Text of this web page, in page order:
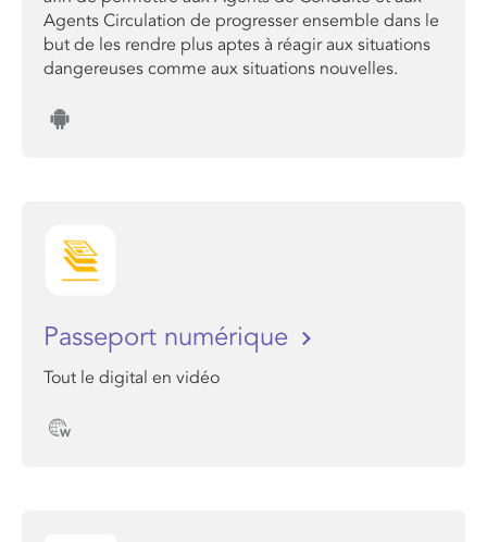
Agents Circulation de progresser ensemble dans le
but de les rendre plus aptes à réagir aux situations
dangereuses comme aux situations nouvelles.
Passeport numérique
Tout le digital en vidéo